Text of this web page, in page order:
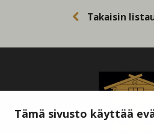
Tämä sivusto käyttää
Takaisin